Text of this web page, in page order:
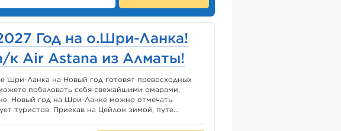
Год на о.Шри-Ланка!
к Air Astana из Алматы!
Шри-Ланка на Новый год готовят превосходных
побаловать себя свежайшими омарами,
Новый год на Шри-Ланке можно отмечать
туристов. Приехав на Цейлон зимой, путе...